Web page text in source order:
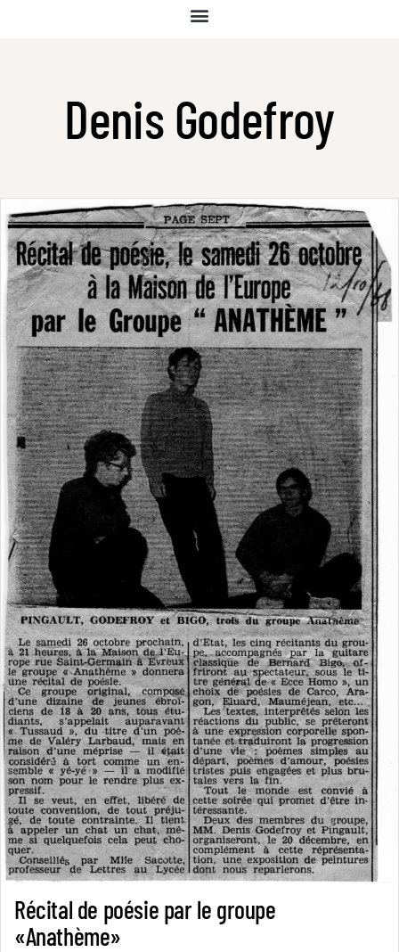
Denis Godefroy
Récital de poésie par le groupe
«Anathème»